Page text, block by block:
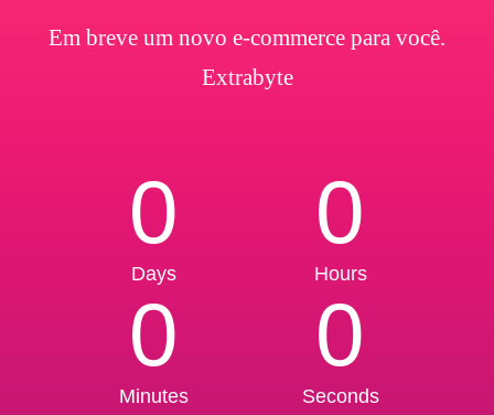
Em breve um novo e-commerce para você.
Extrabyte
0
Days
0
Hours
0
Minutes
0
Seconds